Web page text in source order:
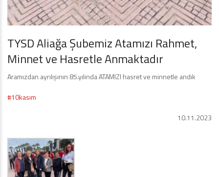
TYSD Aliağa Şubemiz Atamızı Rahmet,
Minnet ve Hasretle Anmaktadır
Aramızdan ayrılışının 85.yılında ATAMIZI hasret ve minnetle andık
#10kasım
10.11.2023